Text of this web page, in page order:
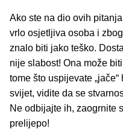
Ako ste na dio ovih
vrlo osjetljiva osoba i
znalo biti jako teško.
nije slabost! Ona može
tome što uspijevate
svijet, vidite da se
Ne odbijajte ih, zaogrnite
prelijepo!